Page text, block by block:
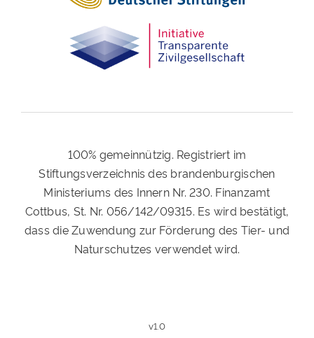
100% gemeinnützig. Registriert im
Stiftungsverzeichnis des brandenburgischen
Ministeriums des Innern Nr. 230. Finanzamt
Cottbus, St. Nr. 056/142/09315. Es wird bestätigt,
dass die Zuwendung zur Förderung des Tier- und
Naturschutzes verwendet wird.
v1.0